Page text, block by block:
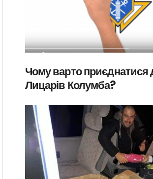
Чому варто приєднатися
Лицарів Колумба?